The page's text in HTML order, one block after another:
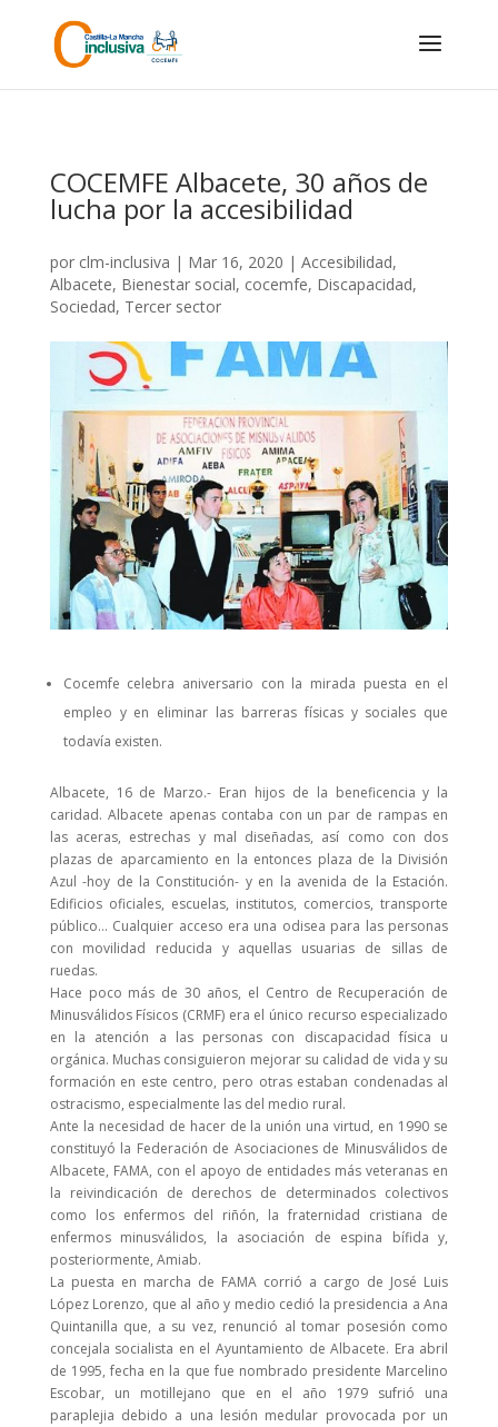
COCEMFE Albacete, 30 años de
lucha por la accesibilidad
por clm-inclusiva | Mar 16, 2020 | Accesibilidad,
Albacete, Bienestar social, cocemfe, Discapacidad,
Sociedad, Tercer sector
Cocemfe celebra aniversario con la mirada puesta en el
empleo y en eliminar las barreras físicas y sociales que
todavía existen.
Albacete, 16 de Marzo.- Eran hijos de la beneficencia y la
caridad. Albacete apenas contaba con un par de rampas en
las aceras, estrechas y mal diseñadas, así como con dos
plazas de aparcamiento en la entonces plaza de la División
Azul -hoy de la Constitución- y en la avenida de la Estación.
Edificios oficiales, escuelas, institutos, comercios, transporte
público… Cualquier acceso era una odisea para las personas
con movilidad reducida y aquellas usuarias de sillas de
ruedas.
Hace poco más de 30 años, el Centro de Recuperación de
Minusválidos Físicos (CRMF) era el único recurso especializado
en la atención a las personas con discapacidad física u
orgánica. Muchas consiguieron mejorar su calidad de vida y su
formación en este centro, pero otras estaban condenadas al
ostracismo, especialmente las del medio rural.
Ante la necesidad de hacer de la unión una virtud, en 1990 se
constituyó la Federación de Asociaciones de Minusválidos de
Albacete, FAMA, con el apoyo de entidades más veteranas en
la reivindicación de derechos de determinados colectivos
como los enfermos del riñón, la fraternidad cristiana de
enfermos minusválidos, la asociación de espina bífida y,
posteriormente, Amiab.
La puesta en marcha de FAMA corrió a cargo de José Luis
López Lorenzo, que al año y medio cedió la presidencia a Ana
Quintanilla que, a su vez, renunció al tomar posesión como
concejala socialista en el Ayuntamiento de Albacete. Era abril
de 1995, fecha en la que fue nombrado presidente Marcelino
Escobar, un motillejano que en el año 1979 sufrió una
paraplejia debido a una lesión medular provocada por un